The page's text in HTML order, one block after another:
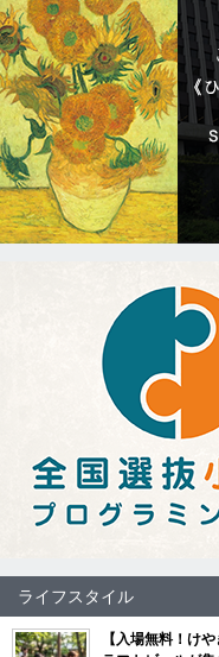
ライフスタイル
【入場無料！け